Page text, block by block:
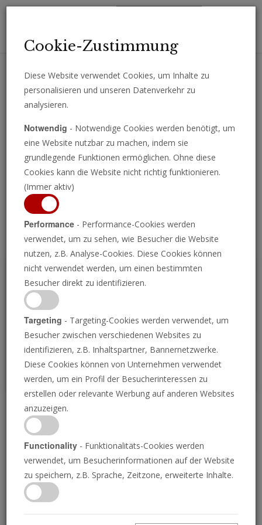
Erhalten Sie wichtige Analysen, Kommentare und Nachrichten
Programm ansehen
P
Die Hoffnung liegt in der
Zeugung
01.05.2019 • 26 Minuten
Der Apostel Petrus schrieb kurz vor seinem
Märtyrertod zwei außergewöhnlich
Cookie-Zustimmung
Diese Website verwendet Cookies, um Inhalte zu
personalisieren und unseren Datenverkehr zu
analysieren.
Notwendig - Notwendige Cookies werden benötigt, um
eine Website nutzbar zu machen, indem sie
grundlegende Funktionen ermöglichen. Ohne diese
Cookies kann die Website nicht richtig funktionieren.
(Immer aktiv)
Performance - Performance-Cookies werden
verwendet, um zu sehen, wie Besucher die Website
nutzen, z.B. Analyse-Cookies. Diese Cookies können
nicht verwendet werden, um einen bestimmten
Besucher direkt zu identifizieren.
Targeting - Targeting-Cookies werden verwendet, um
Besucher zwischen verschiedenen Websites zu
identifizieren, z.B. Inhaltspartner, Bannernetzwerke.
Diese Cookies können von Unternehmen verwendet
werden, um ein Profil der Besucherinteressen zu
erstellen oder relevante Werbung auf anderen Websites
anzuzeigen.
Functionality - Funktionalitäts-Cookies werden
verwendet, um Besucherinformationen auf der Website
zu speichern, z.B. Sprache, Zeitzone, erweiterte Inhalte.